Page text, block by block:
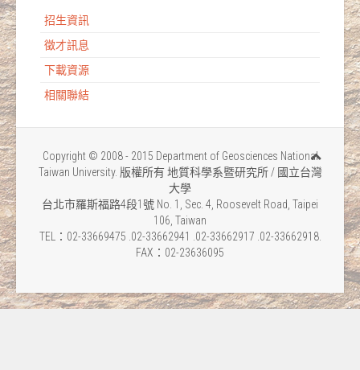
招生資訊
徵才訊息
下載資源
相關聯結
Copyright © 2008 - 2015 Department of Geosciences National
Taiwan University. 版權所有 地質科學系暨研究所 / 國立台灣
大學
台北市羅斯福路4段1號 No. 1, Sec. 4, Roosevelt Road, Taipei
106, Taiwan
TEL：02-33669475 .02-33662941 .02-33662917 .02-33662918.
FAX：02-23636095